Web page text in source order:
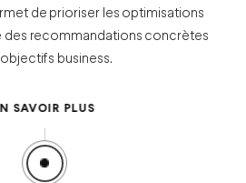
de prioriser les optimisations
des recommandations concrètes
business.
SAVOIR PLUS